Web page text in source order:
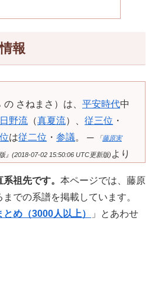
報
の さねまさ）は、 平安時代中
日野流 （真夏流）、 従三位 ・
は従二位 ・ 参議。 ─ 「 藤原実
』(2018-07-02 15:50:06 UTC更新版) より
祖先です。 本ページでは、藤原
での系譜を掲載しています。
め（3000人以上）
」とあわせ